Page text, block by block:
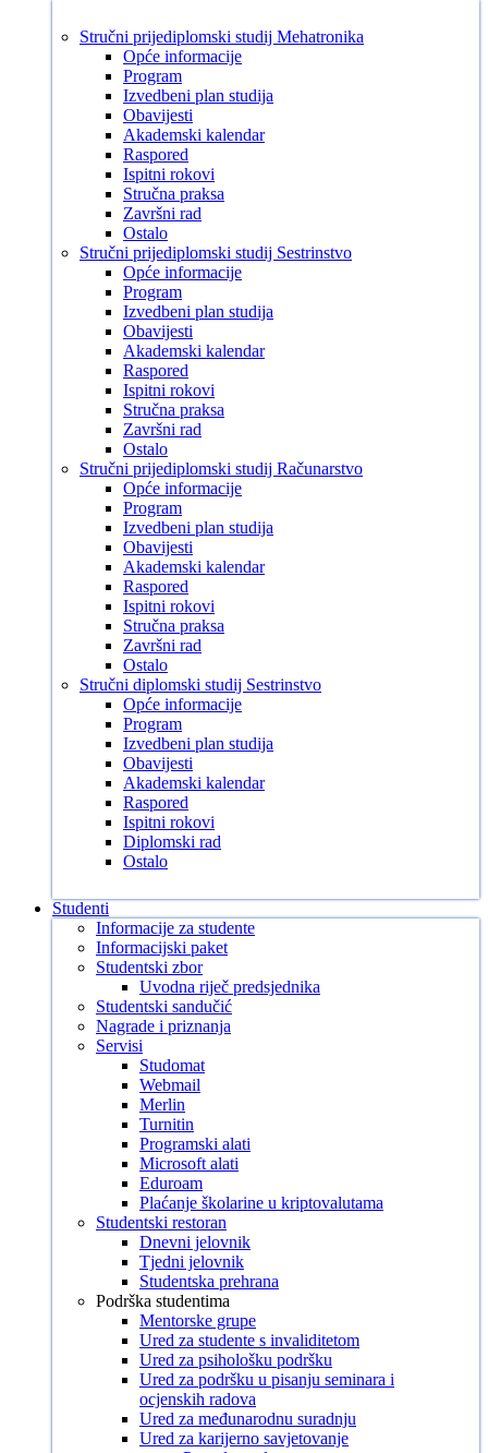
Stručni prijediplomski studij Mehatronika
Opće informacije
Program
Izvedbeni plan studija
Obavijesti
Akademski kalendar
Raspored
Ispitni rokovi
Stručna praksa
Završni rad
Ostalo
Stručni prijediplomski studij Sestrinstvo
Opće informacije
Program
Izvedbeni plan studija
Obavijesti
Akademski kalendar
Raspored
Ispitni rokovi
Stručna praksa
Završni rad
Ostalo
Stručni prijediplomski studij Računarstvo
Opće informacije
Program
Izvedbeni plan studija
Obavijesti
Akademski kalendar
Raspored
Ispitni rokovi
Stručna praksa
Završni rad
Ostalo
Stručni diplomski studij Sestrinstvo
Opće informacije
Program
Izvedbeni plan studija
Obavijesti
Akademski kalendar
Raspored
Ispitni rokovi
Diplomski rad
Ostalo
Studenti
Informacije za studente
Informacijski paket
Studentski zbor
Uvodna riječ predsjednika
Studentski sandučić
Nagrade i priznanja
Servisi
Studomat
Webmail
Merlin
Turnitin
Programski alati
Microsoft alati
Eduroam
Plaćanje školarine u kriptovalutama
Studentski restoran
Dnevni jelovnik
Tjedni jelovnik
Studentska prehrana
Podrška studentima
Mentorske grupe
Ured za studente s invaliditetom
Ured za psihološku podršku
Ured za podršku u pisanju seminara i
ocjenskih radova
Ured za međunarodnu suradnju
Ured za karijerno savjetovanje